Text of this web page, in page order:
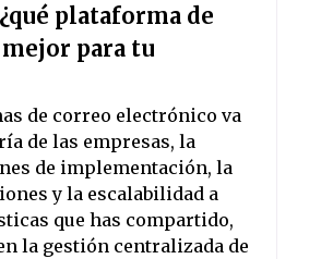
plataforma de
para tu
de correo electrónico va
de las empresas, la
de implementación, la
y la escalabilidad a
que has compartido,
la gestión centralizada de